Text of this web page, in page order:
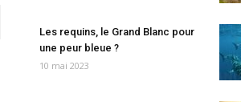
Les requins, le Grand Blanc pour
une peur bleue ?
10 mai 2023